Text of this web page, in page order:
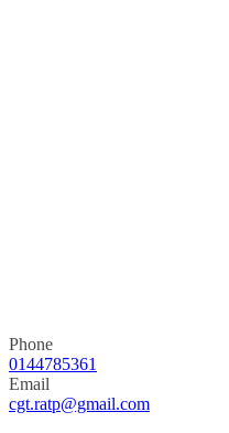
Phone
0144785361
Email
cgt.ratp@gmail.com